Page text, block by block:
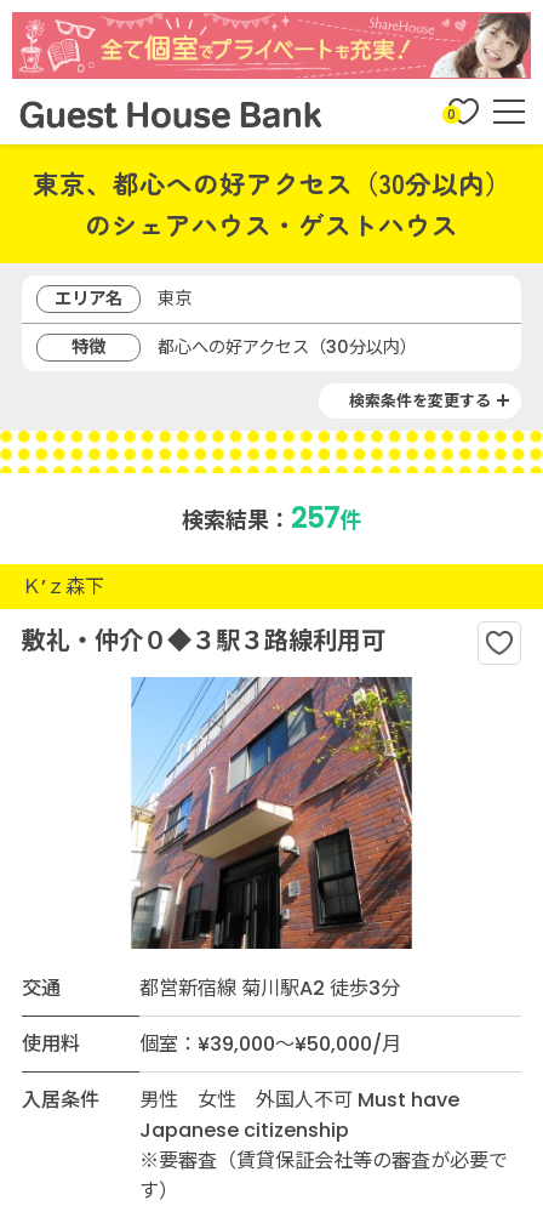
0
東京、都心への好アクセス（30分以内）
のシェアハウス・ゲストハウス
エリア名
東京
特徴
都心への好アクセス（30分以内）
検索条件を変更する
検索結果： 257件
Ｋ’ｚ森下
敷礼・仲介０◆３駅３路線利用可
交通
都営新宿線 菊川駅A2 徒歩3分
使用料
個室：¥39,000～¥50,000/月
入居条件
男性 女性 外国人不可 Must have
Japanese citizenship
※要審査（賃貸保証会社等の審査が必要で
す）